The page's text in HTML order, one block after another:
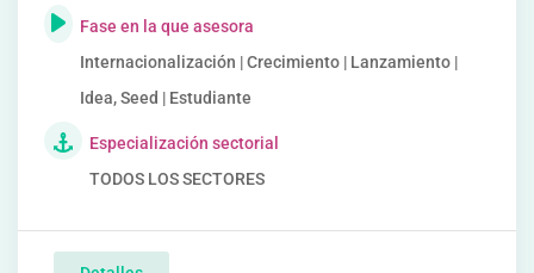
Fase en la que asesora
Internacionalización | Crecimiento | Lanzamiento |
Idea, Seed | Estudiante
Especialización sectorial
TODOS LOS SECTORES